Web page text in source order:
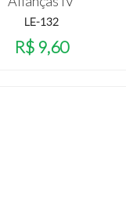
LE-132
R$ 9,60